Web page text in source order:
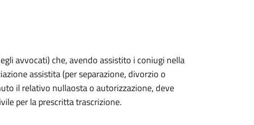
avvocati) che, avendo assistito i coniugi nella
assistita (per separazione, divorzio o
il relativo nullaosta o autorizzazione, deve
per la prescritta trascrizione.